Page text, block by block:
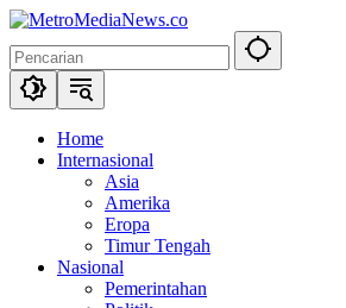
Langsung
konten
Home
Internasional
Asia
Amerika
Eropa
Timur Tengah
Nasional
Pemerintahan